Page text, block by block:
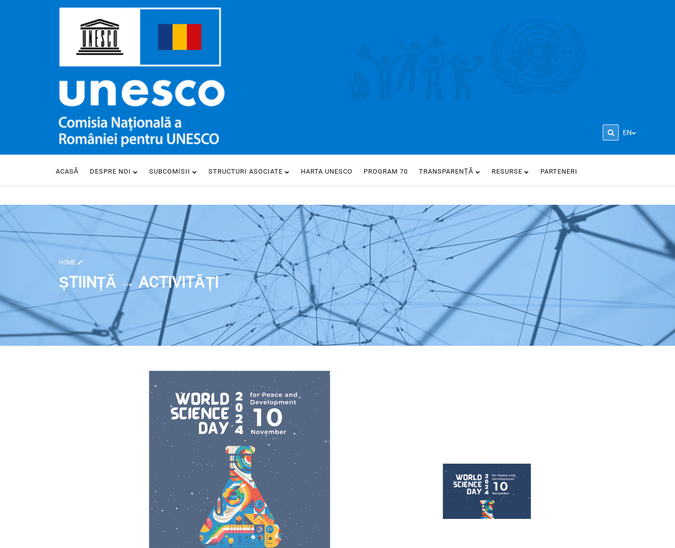
EN
ACASĂ DESPRE NOI SUBCOMISII STRUCTURI ASOCIATE HARTA UNESCO PROGRAM 70 TRANSPARENȚĂ RESURSE PARTENERI
HOME
ȘTIINȚĂ → ACTIVITĂȚI